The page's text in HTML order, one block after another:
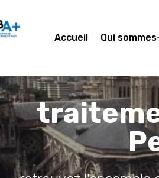
Accueil Qui